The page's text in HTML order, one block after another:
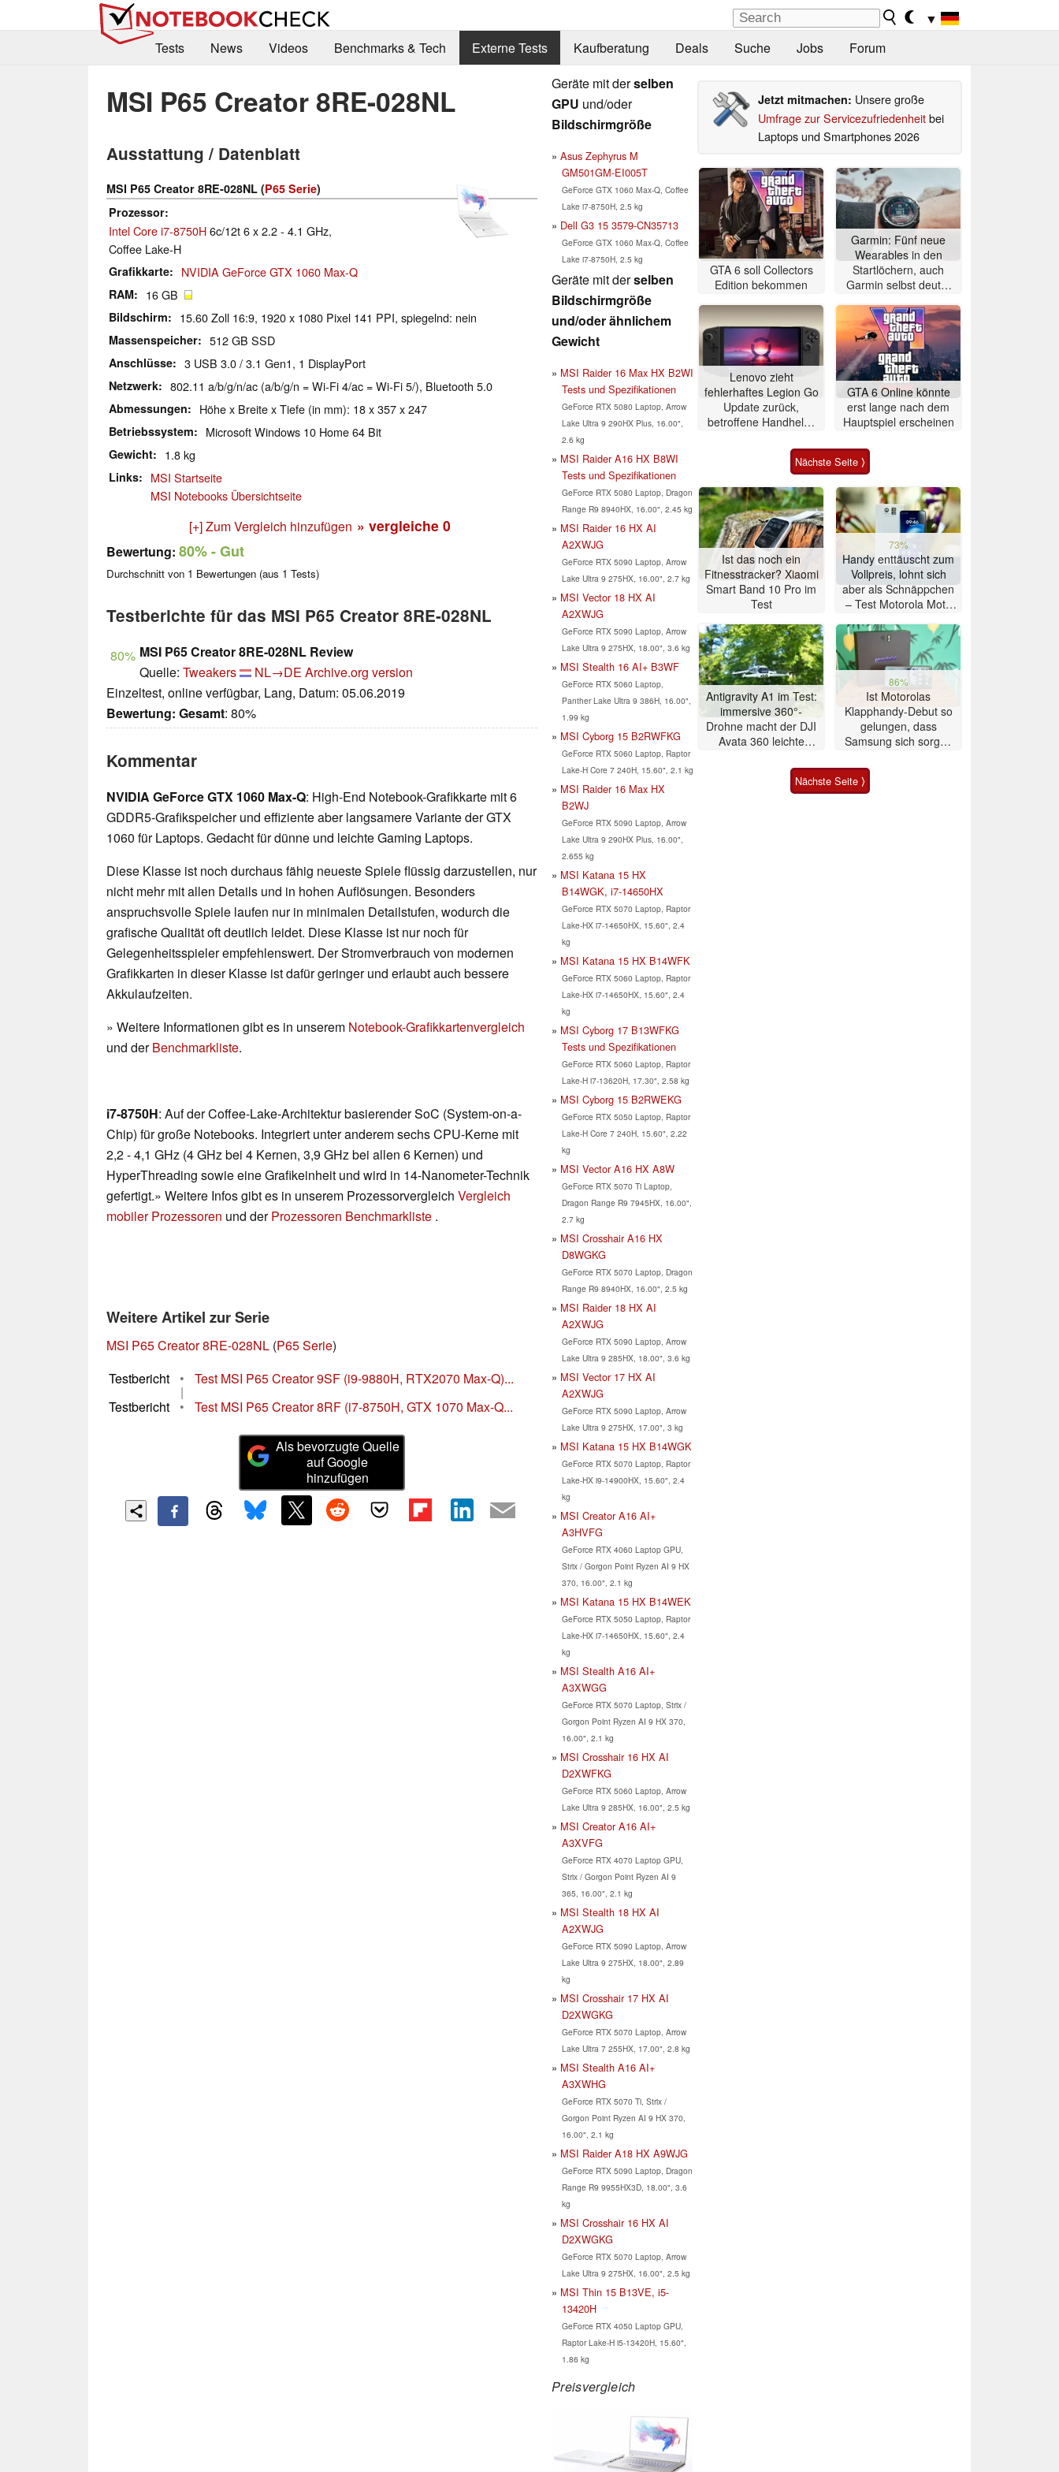
▼
Tests
News Videos Benchmarks & Tech Externe Tests Kaufberatung Deals Suche Jobs Forum
MSI P65 Creator 8RE-028NL
Ausstattung / Datenblatt
MSI P65 Creator 8RE-028NL (P65 Serie)
Prozessor
Intel Core i7-8750H6c/12t 6 x 2.2 - 4.1 GHz,
Coffee Lake-H
Grafikkarte NVIDIA GeForce GTX 1060 Max-Q
RAM 16 GB
Bildschirm 15.60 Zoll 16:9, 1920 x 1080 Pixel 141 PPI, spiegelnd: nein
Massenspeicher 512 GB SSD
Anschlüsse 3 USB 3.0 / 3.1 Gen1, 1 DisplayPort
Netzwerk 802.11 a/b/g/n/ac (a/b/g/n = Wi-Fi 4/ac = Wi-Fi 5/), Bluetooth 5.0
Abmessungen Höhe x Breite x Tiefe (in mm): 18 x 357 x 247
Betriebssystem Microsoft Windows 10 Home 64 Bit
Gewicht 1.8 kg
Links
MSI Startseite
MSI Notebooks Übersichtseite
[+] Zum Vergleich hinzufügen » vergleiche 0
Bewertung: 80%- Gut
Durchschnitt von 1 Bewertungen (aus 1 Tests)
Testberichte für das MSI P65 Creator 8RE-028NL
80% MSI P65 Creator 8RE-028NL Review
Quelle: Tweakers NL→DE Archive.org version
Einzeltest, online verfügbar, Lang, Datum: 05.06.2019
Bewertung: Gesamt: 80%
Kommentar
NVIDIA GeForce GTX 1060 Max-Q: High-End Notebook-Grafikkarte mit 6
GDDR5-Grafikspeicher und effiziente aber langsamere Variante der GTX
1060 für Laptops. Gedacht für dünne und leichte Gaming Laptops.
Diese Klasse ist noch durchaus fähig neueste Spiele flüssig darzustellen, nur
nicht mehr mit allen Details und in hohen Auflösungen. Besonders
anspruchsvolle Spiele laufen nur in minimalen Detailstufen, wodurch die
grafische Qualität oft deutlich leidet. Diese Klasse ist nur noch für
Gelegenheitsspieler empfehlenswert. Der Stromverbrauch von modernen
Grafikkarten in dieser Klasse ist dafür geringer und erlaubt auch bessere
Akkulaufzeiten.
» Weitere Informationen gibt es in unserem Notebook-Grafikkartenvergleich
und derBenchmarkliste.
i7-8750H: Auf der Coffee-Lake-Architektur basierender SoC (System-on-a-
Chip) für große Notebooks. Integriert unter anderem sechs CPU-Kerne mit
2,2 - 4,1 GHz (4 GHz bei 4 Kernen, 3,9 GHz bei allen 6 Kernen) und
HyperThreading sowie eine Grafikeinheit und wird in 14-Nanometer-Technik
gefertigt.» Weitere Infos gibt es in unserem Prozessorvergleich Vergleich
mobiler Prozessoren und derProzessoren Benchmarkliste .
Weitere Artikel zur Serie
MSI P65 Creator 8RE-028NL (P65 Serie)
Testbericht
• Test MSI P65 Creator 9SF (i9-9880H, RTX2070 Max-Q)...
|
Testbericht
• Test MSI P65 Creator 8RF (i7-8750H, GTX 1070 Max-Q...
Als bevorzugte Quelle
auf Google
hinzufügen
Geräte mit derselben
GPU und/oder
Bildschirmgröße
Asus Zephyrus M
GM501GM-EI005T
GeForce GTX 1060 Max-Q, Coffee
Lake i7-8750H, 2.5 kg
Dell G3 15 3579-CN35713
GeForce GTX 1060 Max-Q, Coffee
Lake i7-8750H, 2.5 kg
Geräte mit derselben
Bildschirmgröße
und/oder ähnlichem
Gewicht
MSI Raider 16 Max HX B2WI
Tests und Spezifikationen
GeForce RTX 5080 Laptop, Arrow
Lake Ultra 9 290HX Plus, 16.00",
2.6 kg
MSI Raider A16 HX B8WI
Tests und Spezifikationen
GeForce RTX 5080 Laptop, Dragon
Range R9 8940HX, 16.00", 2.45 kg
MSI Raider 16 HX AI
A2XWJG
GeForce RTX 5090 Laptop, Arrow
Lake Ultra 9 275HX, 16.00", 2.7 kg
MSI Vector 18 HX AI
A2XWJG
GeForce RTX 5090 Laptop, Arrow
Lake Ultra 9 275HX, 18.00", 3.6 kg
MSI Stealth 16 AI+ B3WF
GeForce RTX 5060 Laptop,
Panther Lake Ultra 9 386H, 16.00",
1.99 kg
MSI Cyborg 15 B2RWFKG
GeForce RTX 5060 Laptop, Raptor
Lake-H Core 7 240H, 15.60", 2.1 kg
MSI Raider 16 Max HX
B2WJ
GeForce RTX 5090 Laptop, Arrow
Lake Ultra 9 290HX Plus, 16.00",
2.655 kg
MSI Katana 15 HX
B14WGK, i7-14650HX
GeForce RTX 5070 Laptop, Raptor
Lake-HX i7-14650HX, 15.60", 2.4
kg
MSI Katana 15 HX B14WFK
GeForce RTX 5060 Laptop, Raptor
Lake-HX i7-14650HX, 15.60", 2.4
kg
MSI Cyborg 17 B13WFKG
Tests und Spezifikationen
GeForce RTX 5060 Laptop, Raptor
Lake-H i7-13620H, 17.30", 2.58 kg
MSI Cyborg 15 B2RWEKG
GeForce RTX 5050 Laptop, Raptor
Lake-H Core 7 240H, 15.60", 2.22
kg
MSI Vector A16 HX A8W
GeForce RTX 5070 Ti Laptop,
Dragon Range R9 7945HX, 16.00",
2.7 kg
MSI Crosshair A16 HX
D8WGKG
GeForce RTX 5070 Laptop, Dragon
Range R9 8940HX, 16.00", 2.5 kg
MSI Raider 18 HX AI
A2XWJG
GeForce RTX 5090 Laptop, Arrow
Lake Ultra 9 285HX, 18.00", 3.6 kg
MSI Vector 17 HX AI
A2XWJG
GeForce RTX 5090 Laptop, Arrow
Lake Ultra 9 275HX, 17.00", 3 kg
MSI Katana 15 HX B14WGK
GeForce RTX 5070 Laptop, Raptor
Lake-HX i9-14900HX, 15.60", 2.4
kg
MSI Creator A16 AI+
A3HVFG
GeForce RTX 4060 Laptop GPU,
Strix / Gorgon Point Ryzen AI 9 HX
370, 16.00", 2.1 kg
MSI Katana 15 HX B14WEK
GeForce RTX 5050 Laptop, Raptor
Lake-HX i7-14650HX, 15.60", 2.4
kg
MSI Stealth A16 AI+
A3XWGG
GeForce RTX 5070 Laptop, Strix /
Gorgon Point Ryzen AI 9 HX 370,
16.00", 2.1 kg
MSI Crosshair 16 HX AI
D2XWFKG
GeForce RTX 5060 Laptop, Arrow
Lake Ultra 9 285HX, 16.00", 2.5 kg
MSI Creator A16 AI+
A3XVFG
GeForce RTX 4070 Laptop GPU,
Strix / Gorgon Point Ryzen AI 9
365, 16.00", 2.1 kg
MSI Stealth 18 HX AI
A2XWJG
GeForce RTX 5090 Laptop, Arrow
Lake Ultra 9 275HX, 18.00", 2.89
kg
MSI Crosshair 17 HX AI
D2XWGKG
GeForce RTX 5070 Laptop, Arrow
Lake Ultra 7 255HX, 17.00", 2.8 kg
MSI Stealth A16 AI+
A3XWHG
GeForce RTX 5070 Ti, Strix /
Gorgon Point Ryzen AI 9 HX 370,
16.00", 2.1 kg
MSI Raider A18 HX A9WJG
GeForce RTX 5090 Laptop, Dragon
Range R9 9955HX3D, 18.00", 3.6
kg
MSI Crosshair 16 HX AI
D2XWGKG
GeForce RTX 5070 Laptop, Arrow
Lake Ultra 9 275HX, 16.00", 2.5 kg
MSI Thin 15 B13VE, i5-
13420H
GeForce RTX 4050 Laptop GPU,
Raptor Lake-H i5-13420H, 15.60",
1.86 kg
Preisvergleich
Jetzt mitmachen: Unsere große
Umfrage zur Servicezufriedenheitbei
Laptops und Smartphones 2026
GTA 6 soll Collectors
Edition bekommen
Garmin: Fünf neue
Wearables in den
Startlöchern, auch
Garmin selbst deutet
Lenovo zieht
fehlerhaftes Legion Go
Update zurück,
betroffene Handhelds
GTA 6 Online könnte
erst lange nach dem
Hauptspiel erscheinen
Nächste Seite ⟩
Ist das noch ein
Fitnesstracker? Xiaomi
Smart Band 10 Pro im
Test
73%
Handy enttäuscht zum
Vollpreis, lohnt sich
aber als Schnäppchen
– Test Motorola Moto
Antigravity A1 im Test:
immersive 360°-
Drohne macht der DJI
Avata 360 leichte
86%
Ist Motorolas
Klapphandy-Debut so
gelungen, dass
Samsung sich sorgen
Smartphone im Test
Nächste Seite ⟩